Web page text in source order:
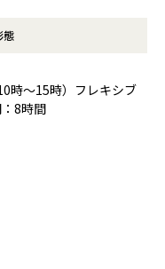
態
時～15時）フレキシブ
8時間